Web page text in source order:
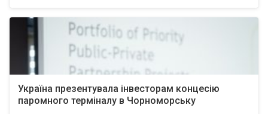
Україна презентувала інвесторам концесію
паромного терміналу в Чорноморську